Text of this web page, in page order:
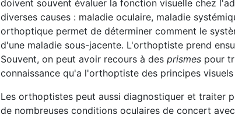
doivent souvent évaluer la fonction visuelle chez
diverses causes : maladie oculaire, maladie
orthoptique permet de déterminer comment le
d'une maladie sous-jacente. L'orthoptiste prend
Souvent, on peut avoir recours à des prismespour
connaissance qu'a l'orthoptiste des principes
Les orthoptistes peut aussi diagnostiquer et traiter
de nombreuses conditions oculaires de concert